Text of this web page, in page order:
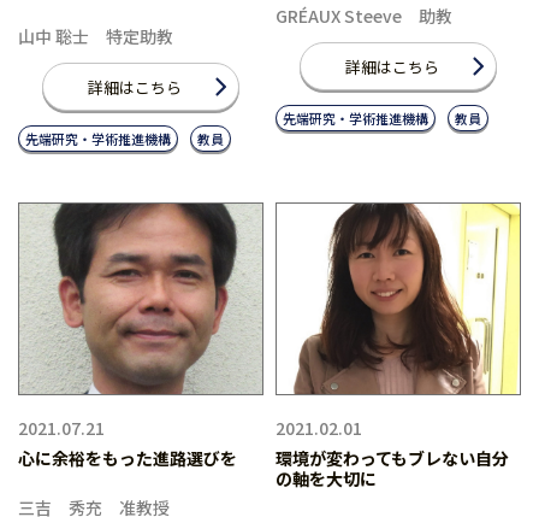
山中 聡士 特定助教
詳細はこちら
先端研究・学術推進機構 教員
GRÉAUX Steeve 助教
詳細はこちら
先端研究・学術推進機構 教員
2021.07.21
心に余裕をもった進路選びを
三吉 秀充 准教授
2021.02.01
環境が変わってもブレない自分
の軸を大切に